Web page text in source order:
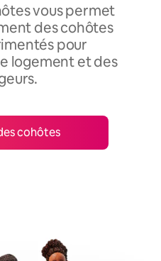
vous permet
des cohôtes
pour
logement et des
cohôtes